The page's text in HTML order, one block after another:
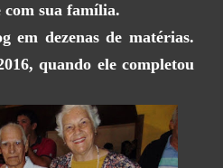
sua família.
em dezenas de matérias.
quando ele completou